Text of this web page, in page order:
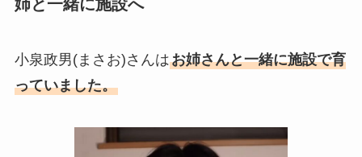
姉と一緒に施設へ
小泉政男(まさお)さんはお姉さんと一緒に施設で育
っていました。